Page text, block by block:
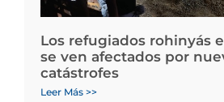
Los refugiados rohinyás
se ven afectados por
catástrofes
Leer Más >>